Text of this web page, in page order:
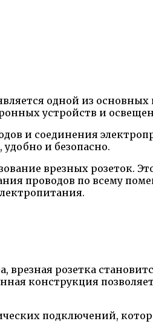
одной из основных
устройств и
и соединения
и безопасно.
врезных розеток.
проводов по всему
врезная розетка
конструкция
подключений,